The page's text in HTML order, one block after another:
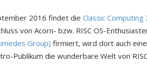
2016 findet die Classic
von Acorn- bzw. RISC OS-
Group) firmiert, wird dort auch
Publikum die wunderbare Welt von